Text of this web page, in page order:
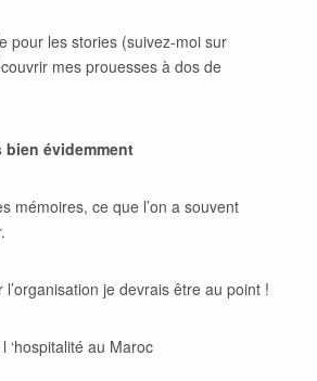
pour les stories (suivez-moi sur
mes prouesses à dos de
évidemment
mémoires, ce que l’on a souvent
je devrais être au point !
‘hospitalité au Maroc